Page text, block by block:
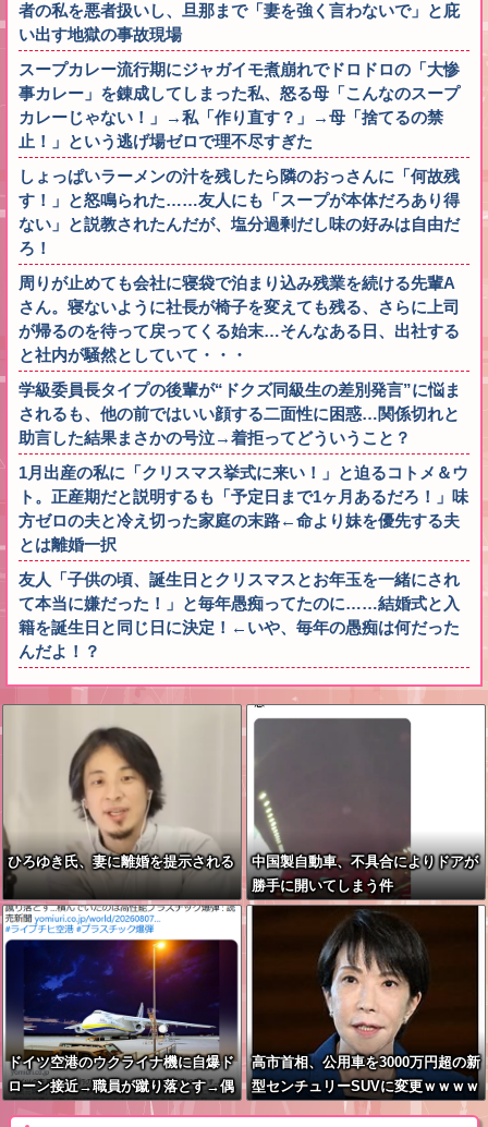
者の私を悪者扱いし、旦那まで「妻を強く言わないで」と庇
い出す地獄の事故現場
スープカレー流行期にジャガイモ煮崩れでドロドロの「大惨
事カレー」を錬成してしまった私、怒る母「こんなのスープ
カレーじゃない！」→私「作り直す？」→母「捨てるの禁
止！」という逃げ場ゼロで理不尽すぎた
しょっぱいラーメンの汁を残したら隣のおっさんに「何故残
す！」と怒鳴られた……友人にも「スープが本体だろあり得
ない」と説教されたんだが、塩分過剰だし味の好みは自由だ
ろ！
周りが止めても会社に寝袋で泊まり込み残業を続ける先輩A
さん。寝ないように社長が椅子を変えても残る、さらに上司
が帰るのを待って戻ってくる始末…そんなある日、出社する
と社内が騒然としていて・・・
学級委員長タイプの後輩が“ドクズ同級生の差別発言”に悩ま
されるも、他の前ではいい顔する二面性に困惑…関係切れと
助言した結果まさかの号泣→着拒ってどういうこと？
1月出産の私に「クリスマス挙式に来い！」と迫るコトメ＆ウ
ト。正産期だと説明するも「予定日まで1ヶ月あるだろ！」味
方ゼロの夫と冷え切った家庭の末路←命より妹を優先する夫
とは離婚一択
友人「子供の頃、誕生日とクリスマスとお年玉を一緒にされ
て本当に嫌だった！」と毎年愚痴ってたのに……結婚式と入
籍を誕生日と同じ日に決定！←いや、毎年の愚痴は何だった
んだよ！？
ひろゆき氏、妻に離婚を提示される
中国製自動車、不具合によりドアが
勝手に開いてしまう件
ドイツ空港のウクライナ機に自爆ド
ローン接近→職員が蹴り落とす→偶
然起爆装置が壊れセーフ
高市首相、公用車を3000万円超の新
型センチュリーSUVに変更ｗｗｗｗ